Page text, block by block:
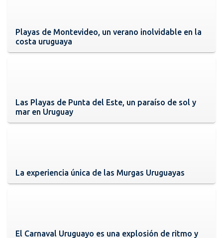
Playas de Montevideo, un verano inolvidable en la
costa uruguaya
Las Playas de Punta del Este, un paraíso de sol y
mar en Uruguay
La experiencia única de las Murgas Uruguayas
El Carnaval Uruguayo es una explosión de ritmo y